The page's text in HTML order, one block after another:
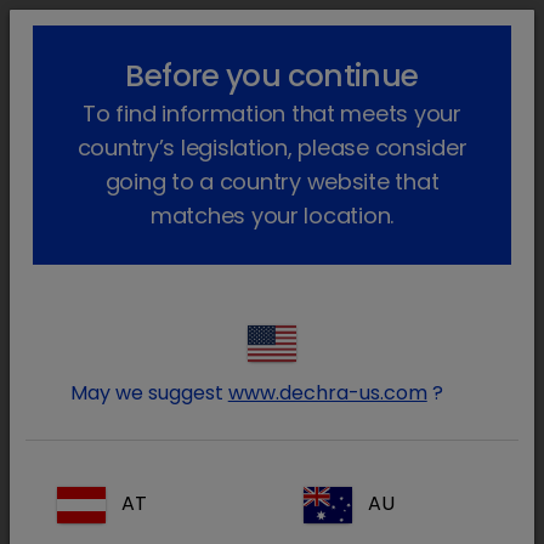
lock_outline search menu
Produtos
Farmacêutico
Cães e gatos
Só com receita veterinária
Nimatek
Voltar atrás
Nimatek
Before you continue
To find information that meets your
country’s legislation, please consider
going to a country website that
matches your location.
May we suggest www.dechra-us.com ?
AT AU